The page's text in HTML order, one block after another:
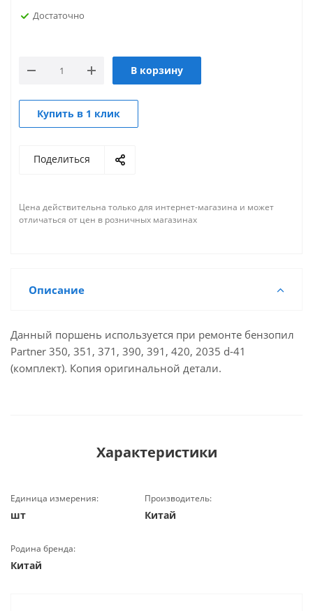
Достаточно
В корзину
Купить в 1 клик
Поделиться
Цена действительна только для интернет-магазина и может
отличаться от цен в розничных магазинах
Описание
Данный поршень используется при ремонте бензопил
Partner 350, 351, 371, 390, 391, 420, 2035 d-41
(комплект). Копия оригинальной детали.
Характеристики
Единица измерения:
шт
Производитель:
Китай
Родина бренда:
Китай